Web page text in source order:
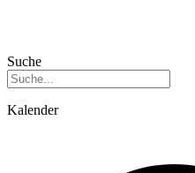
Suche
Kalender